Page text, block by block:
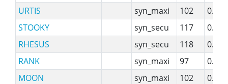
URTIS
syn_maxi 102
0.86
STOOKY
syn_secu 117
0.88
RHESUS
syn_secu 118
0.99
RANK
syn_maxi 97
0.85
MOON
syn_maxi 102 0.83